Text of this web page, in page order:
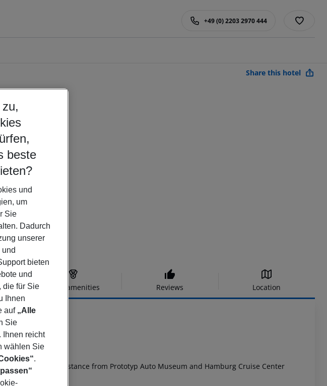
+49 (0) 2203 2970 444
Share this hotel
Hotel amenities Reviews Location
4
walking distance from Prototyp Auto Museum and Hamburg Cruise Center
beste
und
um
Sie
Dadurch
unserer
und
bieten
und
die für Sie
Ihnen
auf „Alle
Sie
Ihnen reicht
wählen Sie
.